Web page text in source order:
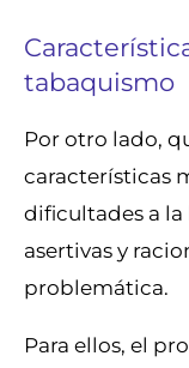
tabaquismo
Por otro lado,
características
dificultades a la
asertivas y
problemática.
Para ellos, el